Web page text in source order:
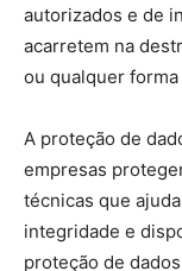
autorizados e de
acarretem na
ou qualquer
A proteção de
empresas
técnicas que
integridade e
proteção de